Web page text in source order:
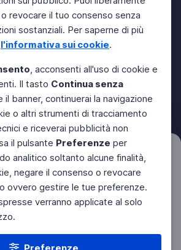
revocare il tuo consenso senza
sostanziali. Per saperne di più
l'informativa sui cookie.
, acconsenti all'uso di cookie e
Il tasto Continua senza
il banner, continuerai la navigazione
o altri strumenti di tracciamento
e riceverai pubblicità non
il pulsante Preferenze per
analitico soltanto alcune finalità,
negare il consenso o revocare
ovvero gestire le tue preferenze.
verranno applicate al solo
Preferenze
Azzera